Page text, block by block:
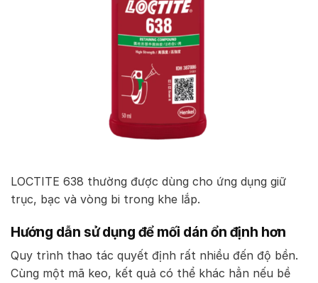
LOCTITE 638 thường được dùng cho ứng dụng giữ
trục, bạc và vòng bi trong khe lắp.
Hướng dẫn sử dụng để mối dán ổn định hơn
Quy trình thao tác quyết định rất nhiều đến độ bền.
Cùng một mã keo, kết quả có thể khác hẳn nếu bề